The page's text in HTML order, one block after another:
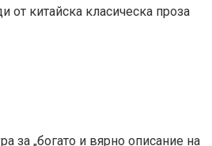
от китайска класическа проза
за „богато и вярно описание на